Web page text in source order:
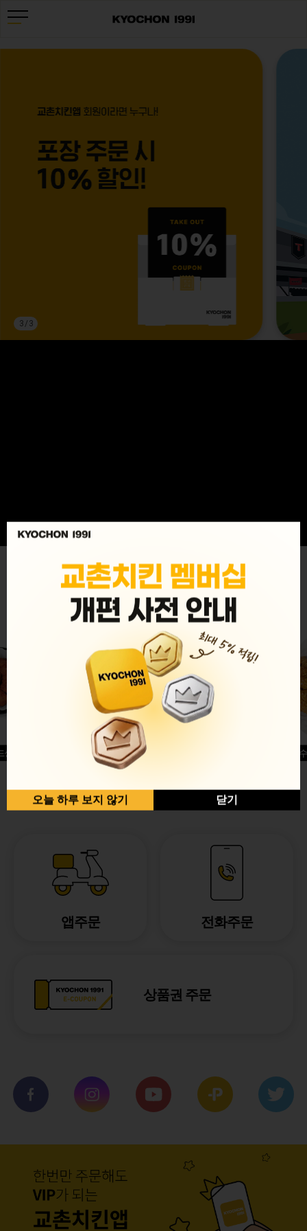
3/ 3
MENU
글윙
반반순살[레드+허니]
허니옥
앱주문 전화주문
상품권 주문
오늘 하루 보지 않기 닫기